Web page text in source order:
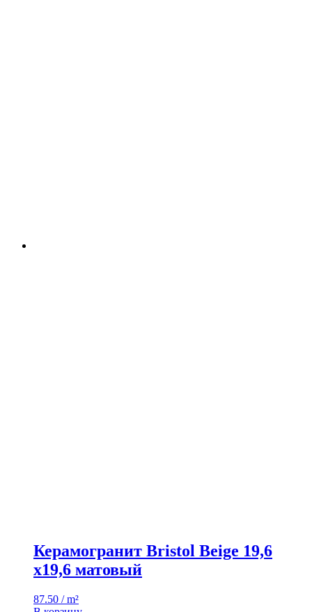
Керамогранит Bristol Beige 19,6
x19,6 матовый
87.50 / m²